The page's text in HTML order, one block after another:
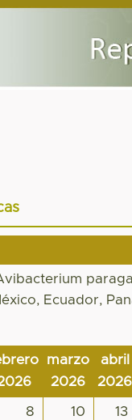
Ecuador,
marzo
2026
abril
2026
8 10 13